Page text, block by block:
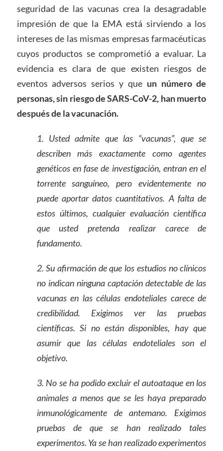
seguridad de las vacunas crea la desagradable
impresión de que la EMA está sirviendo a los
intereses de las mismas empresas farmacéuticas
cuyos productos se comprometió a evaluar. La
evidencia es clara de que existen riesgos de
eventos adversos serios y que un número de
personas, sin riesgo de SARS-CoV-2, han muerto
después de la vacunación.
1. Usted admite que las “vacunas”, que se
describen más exactamente como agentes
genéticos en fase de investigación, entran en el
torrente sanguíneo, pero evidentemente no
puede aportar datos cuantitativos. A falta de
estos últimos, cualquier evaluación científica
que usted pretenda realizar carece de
fundamento.
2. Su afirmación de que los estudios no clínicos
no indican ninguna captación detectable de las
vacunas en las células endoteliales carece de
credibilidad. Exigimos ver las pruebas
científicas. Si no están disponibles, hay que
asumir que las células endoteliales son el
objetivo.
3. No se ha podido excluir el autoataque en los
animales a menos que se les haya preparado
inmunológicamente de antemano. Exigimos
pruebas de que se han realizado tales
experimentos. Ya se han realizado experimentos